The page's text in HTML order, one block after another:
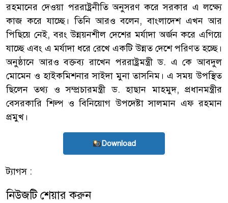
রহমানের দেওয়া পররাষ্ট্রনীতি অনুসরণ করে সরকার এ লক্ষ্যে
কাজ করে যাচ্ছে। তিনি আরও বলেন, বাংলাদেশ এখন আর
পিছিয়ে নেই, বরং উন্নয়নশীল দেশের মর্যাদা অর্জন করে এগিয়ে
যাচ্ছে এবং এ মর্যাদা ধরে রেখে একটি উন্নত দেশে পরিণত হচ্ছে।
অনুষ্ঠানে আরও বক্তব্য রাখেন পররাষ্ট্রমন্ত্রী ড. এ কে আবদুল
মোমেন ও হাইকমিশনার সাইদা মুনা তাসনিম। এ সময় উপস্থিত
ছিলেন তথ্য ও সম্প্রচারমন্ত্রী ড. হাছান মাহমুদ, প্রধানমন্ত্রীর
বেসরকারি শিল্প ও বিনিয়োগ উপদেষ্টা সালমান এফ রহমান
প্রমুখ।
Download
ট্যাগস :
নিউজটি শেয়ার করুন